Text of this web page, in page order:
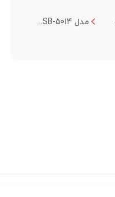
مدل SB-5014...